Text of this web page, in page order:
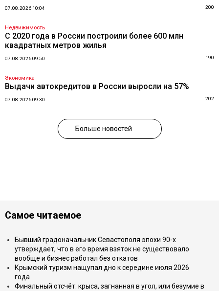
07.08.2026 10:04 200
Недвижимость
С 2020 года в России построили более 600 млн
квадратных метров жилья
07.08.2026 09:50 190
Экономика
Выдачи автокредитов в России выросли на 57%
07.08.2026 09:30 202
Больше новостей
Самое читаемое
Бывший градоначальник Севастополя эпохи 90-х
утверждает, что в его время взяток не существовало
вообще и бизнес работал без откатов
Крымский туризм нащупал дно к середине июля 2026
года
Финальный отсчёт: крыса, загнанная в угол, или безумие в